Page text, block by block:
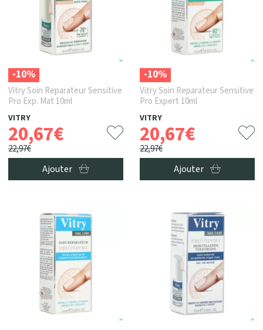
-10%
Vitry Soin Reparateur Sensitive
Pro Exp. Mat 10ml
VITRY
20,67€
22,97€
Ajouter
-10%
Vitry Soin Reparateur Sensitive
Pro Expert 10ml
VITRY
20,67€
22,97€
Ajouter